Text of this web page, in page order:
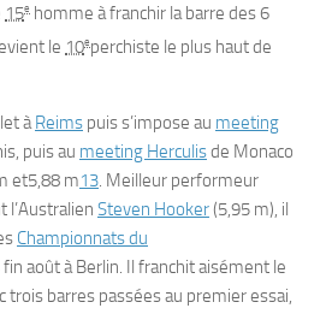
15e homme à franchir la barre des 6
le 10eperchiste le plus haut de
àReims puis s’impose au meeting
puis au meeting Herculisde Monaco
et5,88 m13. Meilleur performeur
l’Australien Steven Hooker(5,95 m), il
Championnats du
août à Berlin. Il franchit aisément le
trois barres passées au premier essai,